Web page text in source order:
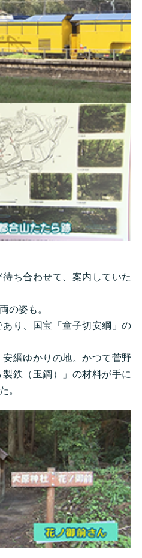
ち合わせて、案内していた
の姿も。
り、国宝「童子切安綱」の
綱ゆかりの地。かつて菅野
鉄（玉鋼）」の材料が手に
。